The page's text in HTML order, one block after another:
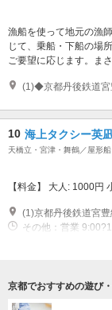
漁船を使って地元の漁
じて、乗船・下船の場
ご要望に応じます。ま
10 海上タクシー英
天橋立・宮津・舞鶴／屋形
【料金】 大人: 1000円
その他：営業
京都でおすすめの遊び